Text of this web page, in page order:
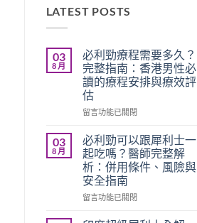
LATEST POSTS
03
8 月
必利勁療程需要多久？
完整指南：香港男性必
讀的療程安排與療效評
估
在
利
勁
療
程
需
要
久？
留言功能已關閉
03
8 月
必利勁可以跟犀利士一
起吃嗎？醫師完整解
析：併用條件、風險與
安全指南
在
利
留言功能已關閉